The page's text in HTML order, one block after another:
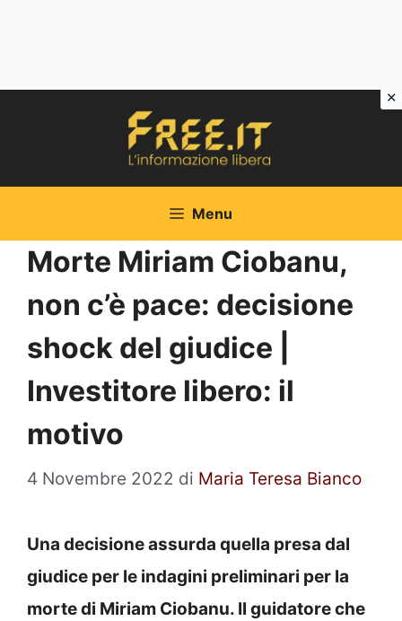
Menu
Morte Miriam Ciobanu,
non c’è pace: decisione
shock del giudice |
Investitore libero: il
motivo
4 Novembre 2022 di Maria Teresa Bianco
Una decisione assurda quella presa dal
giudice per le indagini preliminari per la
morte di Miriam Ciobanu. Il guidatore che